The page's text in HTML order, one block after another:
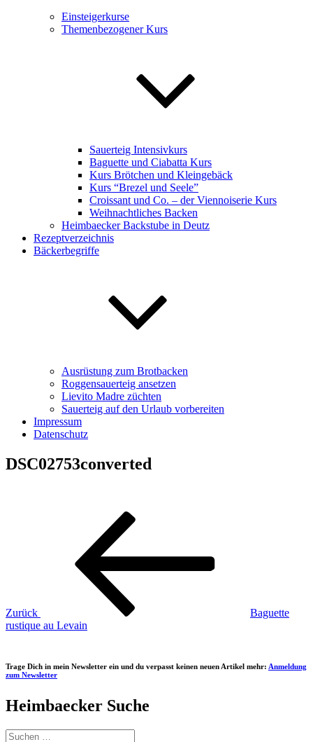
Einsteigerkurse
Themenbezogener Kurs
Sauerteig Intensivkurs
Baguette und Ciabatta Kurs
Kurs Brötchen und Kleingebäck
Kurs “Brezel und Seele”
Croissant und Co. – der Viennoiserie Kurs
Weihnachtliches Backen
Heimbaecker Backstube in Deutz
Rezeptverzeichnis
Bäckerbegriffe
Ausrüstung zum Brotbacken
Roggensauerteig ansetzen
Lievito Madre züchten
Sauerteig auf den Urlaub vorbereiten
Impressum
Datenschutz
DSC02753converted
Beitragsnavigation
Zurück
Baguette
rustique au Levain
Trage Dich in mein Newsletter ein und du verpasst keinen neuen Artikel mehr: Anmeldung
zum Newsletter
Heimbaecker Suche
Suchen